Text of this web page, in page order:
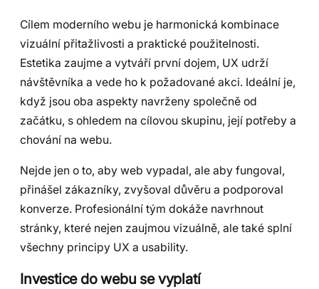
Cílem moderního webu je harmonická kombinace
vizuální přitažlivosti a praktické použitelnosti.
Estetika zaujme a vytváří první dojem, UX udrží
návštěvníka a vede ho k požadované akci. Ideální je,
když jsou oba aspekty navrženy společně od
začátku, s ohledem na cílovou skupinu, její potřeby a
chování na webu.
Nejde jen o to, aby web vypadal, ale aby fungoval,
přinášel zákazníky, zvyšoval důvěru a podporoval
konverze. Profesionální tým dokáže navrhnout
stránky, které nejen zaujmou vizuálně, ale také splní
všechny principy UX a usability.
Investice do webu se vyplatí